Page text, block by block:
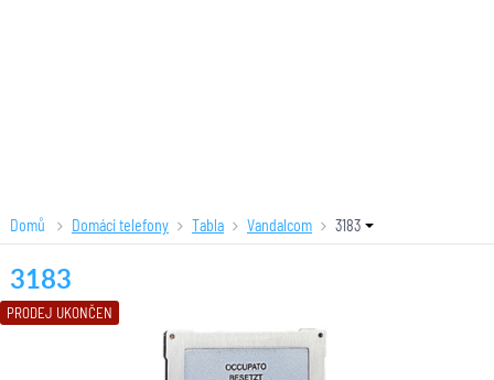
Domů Domácí telefony Tabla Vandalcom 3183
PRODEJ UKONČEN
3183